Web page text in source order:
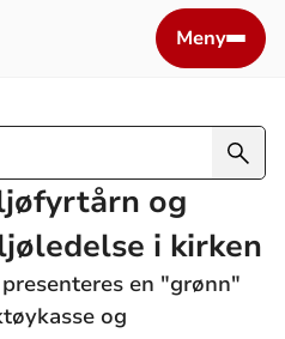
Meny
og
i kirken
en "grønn"
og